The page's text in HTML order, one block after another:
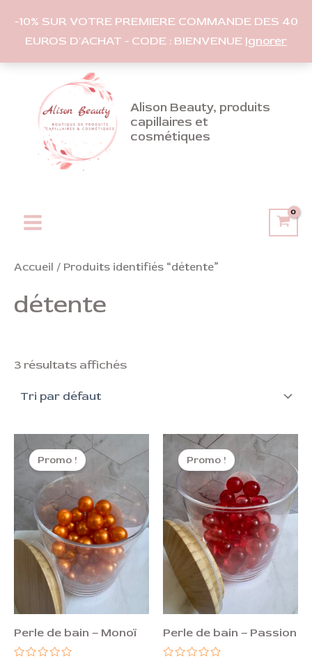
-10% SUR VOTRE PREMIERE COMMANDE DES 40
EUROS D'ACHAT - CODE : BIENVENUE Ignorer
Aller
Alison Beauty, produits
capillaires et
cosmétiques
Main
Accueil / Produits identifiés “détente”
détente
3 résultats affichés
Promo !
Perle de bain – Monoï
prix
initial
était :
0,70 €.
prix
actuel
est :
0,40 €.
Promo !
Perle de bain – Passion
Le
prix
initial
était :
0,70 €.
prix
actuel
est :
0,40 €.